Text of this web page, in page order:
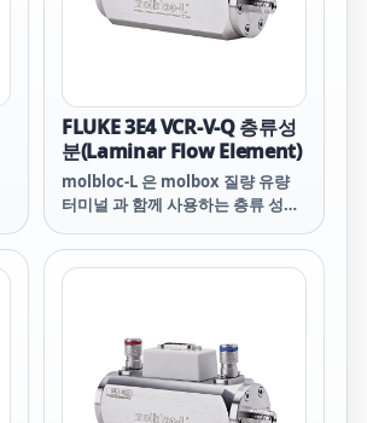
FLUKE 3E4 VCR-V-Q 층류성
분(Laminar Flow Element)
molbloc-L 은 molbox 질량 유량
터미널 과 함께 사용하는 층류 성분
Molbloc 의 유량 경로는 피스톤과
molbloc 몸체에 딱 맞는 동심원 구
molbloc 범위를 얻습니다. 고유량
범위 (1E4 이상)을 위해서는 대형
molbloc 몸체와 대형 동심원 bore
를 사용합니다.